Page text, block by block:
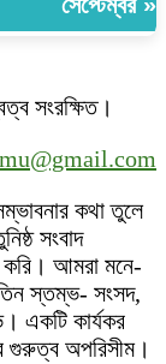
সংরক্ষিত।
কথা তুলে
সংবাদ
করি। আমরা মনে-
তিন স্তম্ভ- সংসদ,
একটি কার্যকর
গুরুত্ব অপরিসীম।